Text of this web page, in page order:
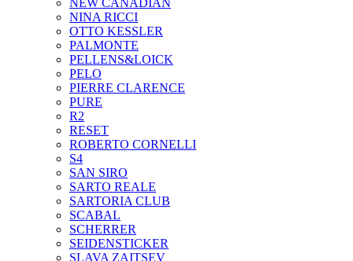
NINA RICCI
OTTO KESSLER
PALMONTE
PELLENS&LOICK
PELO
PIERRE CLARENCE
PURE
R2
RESET
ROBERTO CORNELLI
S4
SAN SIRO
SARTO REALE
SARTORIA CLUB
SCABAL
SCHERRER
SEIDENSTICKER
SLAVA ZAITSEV